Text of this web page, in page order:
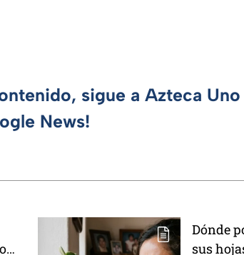
sigue a Azteca Uno
News!
Dónde
sus